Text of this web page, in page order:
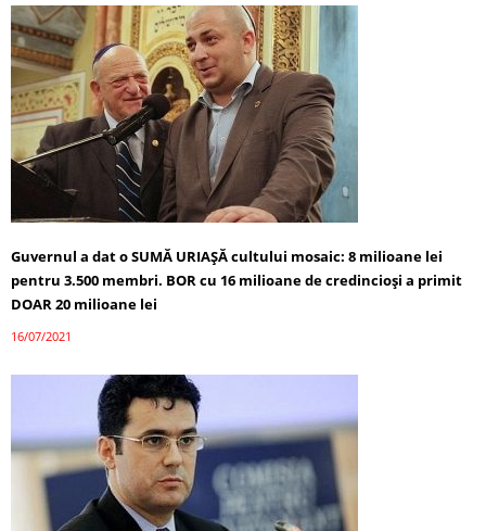
Guvernul a dat o SUMĂ URIAȘĂ cultului mosaic: 8 milioane lei
pentru 3.500 membri. BOR cu 16 milioane de credincioși a primit
DOAR 20 milioane lei
16/07/2021